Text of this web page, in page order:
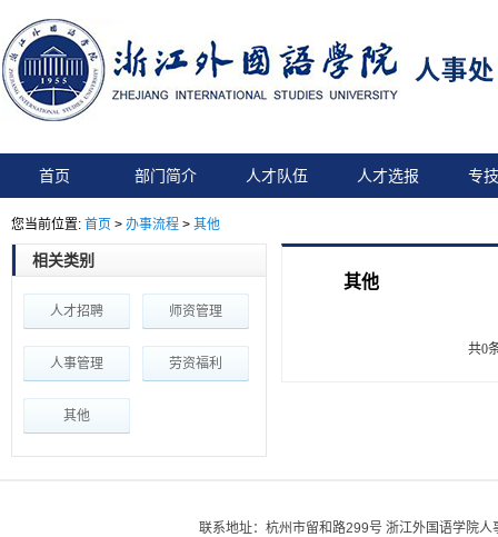
首页 部门简介 人才队伍 人才选报 专
您当前位置: 首页 > 办事流程 > 其他
其他
共0
相关类别
人才招聘 师资管理
人事管理 劳资福利
其他
联系地址：杭州市留和路299号 浙江外国语学院